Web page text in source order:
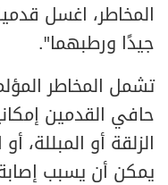
المخاطر، اغسل
جيدًا ورطبهما".
تشمل المخاطر
حافي القدمين
الزلقة أو
يمكن أن يسبب